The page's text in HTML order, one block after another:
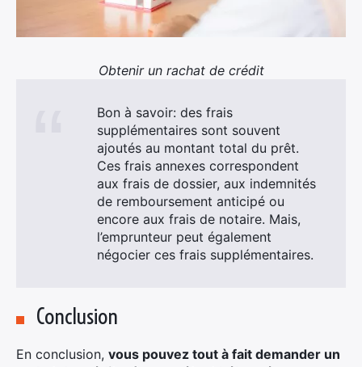
Obtenir un rachat de crédit
Bon à savoir: des frais
supplémentaires sont souvent
ajoutés au montant total du prêt.
Ces frais annexes correspondent
aux frais de dossier, aux indemnités
de remboursement anticipé ou
encore aux frais de notaire. Mais,
l’emprunteur peut également
négocier ces frais supplémentaires.
Conclusion
En conclusion, vous pouvez tout à fait demander un